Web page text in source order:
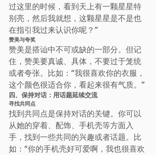
过这里的时候，看到天上有一颗星星特
别亮，然后我就想，这颗星星是不是也
在指引我过来认识你呢？”
赞美与夸奖
赞美是搭讪中不可或缺的一部分。但记
住，赞美要真诚、具体，不要过于笼统
或者夸张。比如：“我很喜欢你的衣服，
这个颜色很适合你，看起来很有气质。”
四、保持对话：用话题延续交流
寻找共同点
找到共同点是保持对话的关键。你可以
从她的穿着、配饰、手机壳等方面入
手，找到一些共同的兴趣或者话题。比
如：“你的手机壳好可爱啊，我也很喜欢